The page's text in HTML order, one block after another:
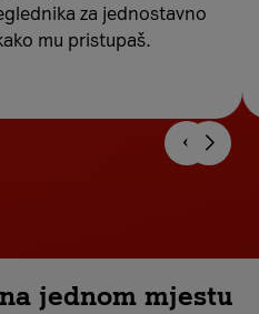
za jednostavno
mu pristupaš.
jednom mjestu